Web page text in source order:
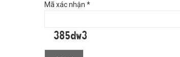
Mã xác nhận *